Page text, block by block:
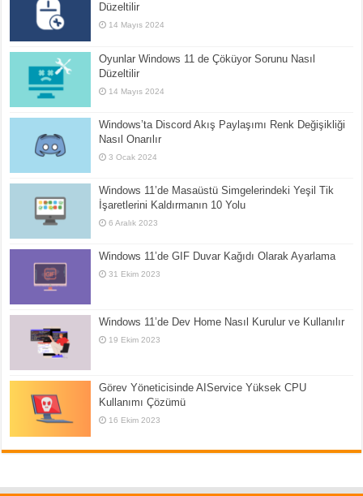
Düzeltilir
14 Mayıs 2024
Oyunlar Windows 11 de Çöküyor Sorunu Nasıl
Düzeltilir
14 Mayıs 2024
Windows’ta Discord Akış Paylaşımı Renk Değişikliği
Nasıl Onarılır
3 Ocak 2024
Windows 11’de Masaüstü Simgelerindeki Yeşil Tik
İşaretlerini Kaldırmanın 10 Yolu
6 Aralık 2023
Windows 11’de GIF Duvar Kağıdı Olarak Ayarlama
31 Ekim 2023
Windows 11’de Dev Home Nasıl Kurulur ve Kullanılır
19 Ekim 2023
Görev Yöneticisinde AIService Yüksek CPU
Kullanımı Çözümü
16 Ekim 2023